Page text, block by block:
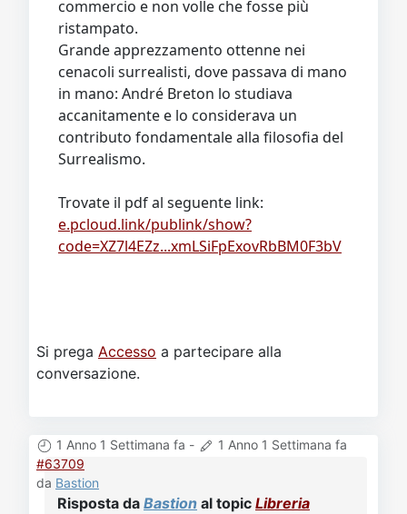
commercio e non volle che fosse più
ristampato.
Grande apprezzamento ottenne nei
cenacoli surrealisti, dove passava di mano
in mano: André Breton lo studiava
accanitamente e lo considerava un
contributo fondamentale alla filosofia del
Surrealismo.
Trovate il pdf al seguente link:
e.pcloud.link/publink/show?
code=XZ7l4EZz...xmLSiFpExovRbBM0F3bV
Si prega Accesso a partecipare alla
conversazione.
1 Anno 1 Settimana fa -
1 Anno 1 Settimana fa
#63709
da Bastion
Risposta da Bastion al topic Libreria